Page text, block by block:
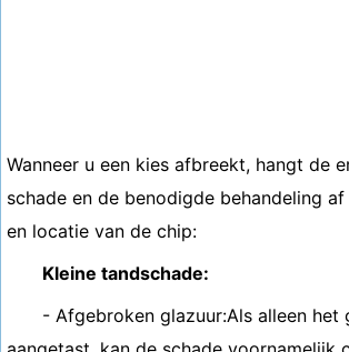
Wanneer u een kies afbreekt, hangt de
schade en de benodigde behandeling
en locatie van de chip:
Kleine tandschade:
- Afgebroken glazuur:Als alleen het